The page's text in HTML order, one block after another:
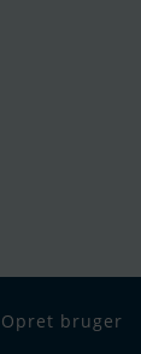
Opret bruger